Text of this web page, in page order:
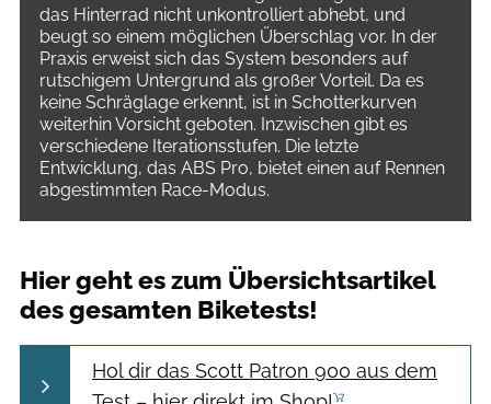
das Hinterrad nicht unkontrolliert abhebt, und
beugt so einem möglichen Überschlag vor. In der
Praxis erweist sich das System besonders auf
rutschigem Untergrund als großer Vorteil. Da es
keine Schräglage erkennt, ist in Schotterkurven
weiterhin Vorsicht geboten. Inzwischen gibt es
verschiedene Iterationsstufen. Die letzte
Entwicklung, das ABS Pro, bietet einen auf Rennen
abgestimmten Race-Modus.
Hier geht es zum Übersichtsartikel
des gesamten Biketests!
Hol dir das Scott Patron 900 aus dem